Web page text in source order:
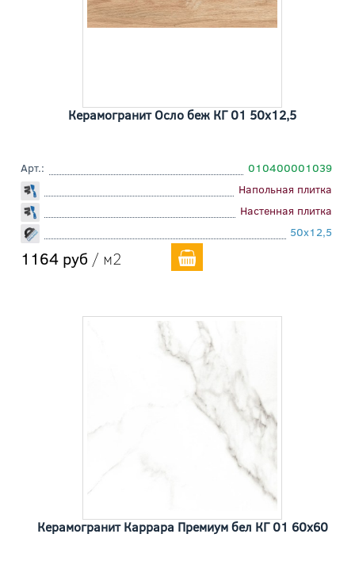
Керамогранит Осло беж КГ 01 50x12,5
Арт.:
010400001039
Напольная плитка
Настенная плитка
50x12,5
1164 руб / м2
Керамогранит Каррара Премиум бел КГ 01 60x60